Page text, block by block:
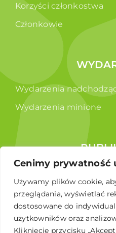
Cenimy
Używamy plików cookie,
przeglądania, wyświetlać
dostosowane do
użytkowników oraz
Kliknięcie przycisku
Korzyści członkostwa
Członkowie
Wydarzenia
Wydarzenia minione
Raporty
Broszura edukacyjna